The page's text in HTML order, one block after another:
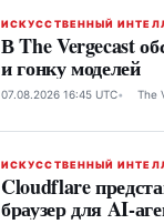
ИСКУССТВЕННЫЙ
В The Vergecast
и гонку моделей
07.08.2026 16:45 UTC The
ИСКУССТВЕННЫЙ
Cloudflare
браузер для AI-